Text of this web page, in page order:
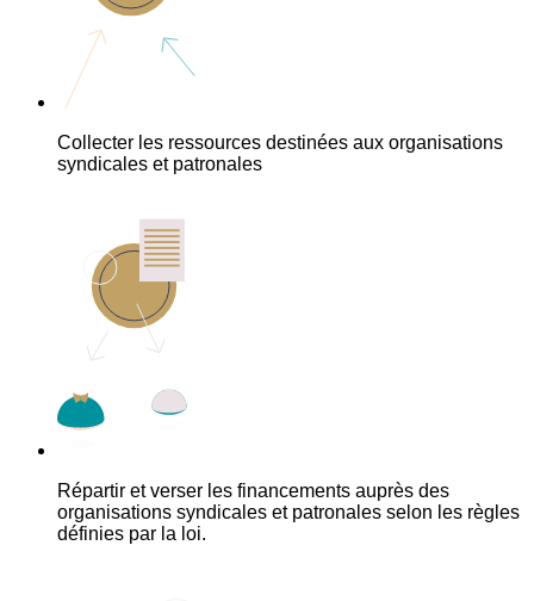
Collecter les ressources destinées aux organisations
syndicales et patronales
Répartir et verser les financements auprès des
organisations syndicales et patronales selon les règles
définies par la loi.